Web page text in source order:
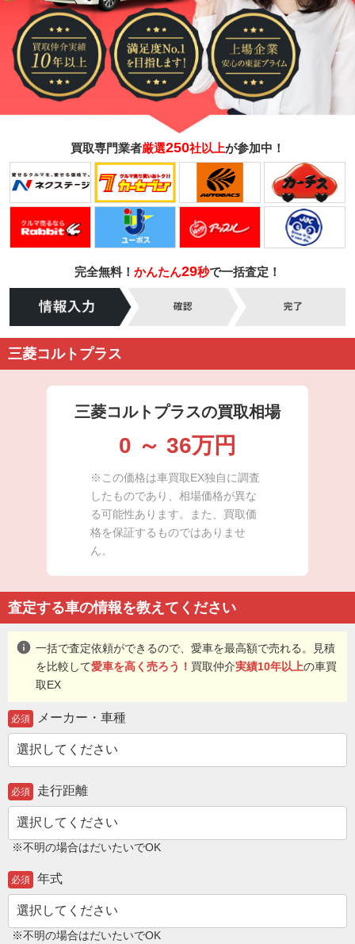
買取専門業者厳選250社以上が参加中！
完全無料！ かんたん29秒で一括査定！
三菱コルトプラス
三菱コルトプラスの買取相場
0 ～ 36万円
※この価格は車買取EX独自に調査
したものであり、相場価格が異な
る可能性あります。また、買取価
格を保証するものではありませ
ん。
査定する車の情報を教えてください
info 一括で査定依頼ができるので、愛車を最高額で売れる。見積
を比較して愛車を高く売ろう！ 買取仲介実績10年以上の車買
取EX
必須 メーカー・車種
必須 走行距離
※不明の場合はだいたいでOK
必須 年式
※不明の場合はだいたいでOK